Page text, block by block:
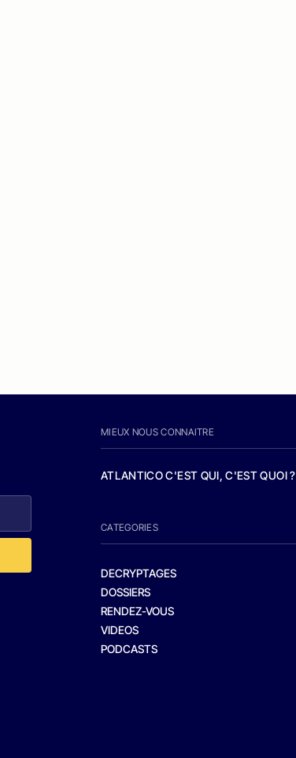
MIEUX NOUS CONNAITRE
ATLANTICO C'EST QUI, C'EST QUOI ?
CATEGORIES
DECRYPTAGES
DOSSIERS
RENDEZ-VOUS
VIDEOS
PODCASTS